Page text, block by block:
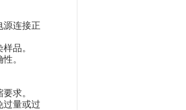
源连接正
样品。
性。
要求。
过量或过